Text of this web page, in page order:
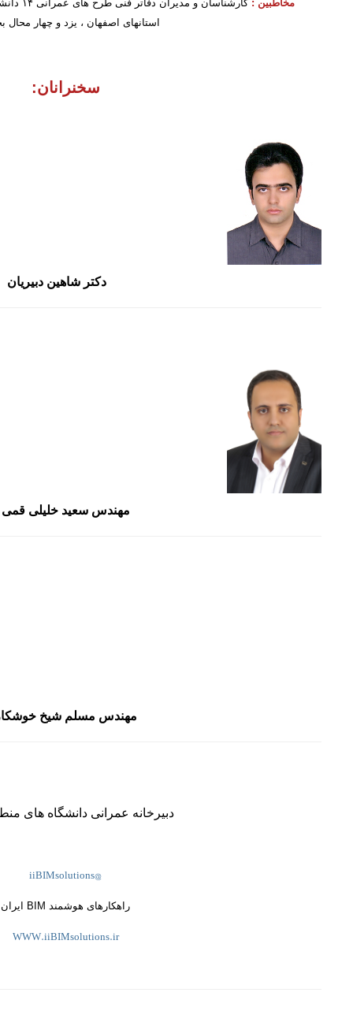
مخاطبین :
استانهای اصفهان ، یزد و چهار محال
سخنرانان:
دکتر شاهین دبیریان
مهندس سعید خلیلی قمی
مهندس مسلم شیخ
دبیرخانه عمرانی دانشگاه های منطقه ۶
@iiBIMsolutions
راهکارهای هوشمند BIM ایران
WWW.iiBIMsolutions.ir